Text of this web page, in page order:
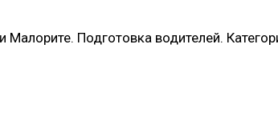
Подготовка водителей.